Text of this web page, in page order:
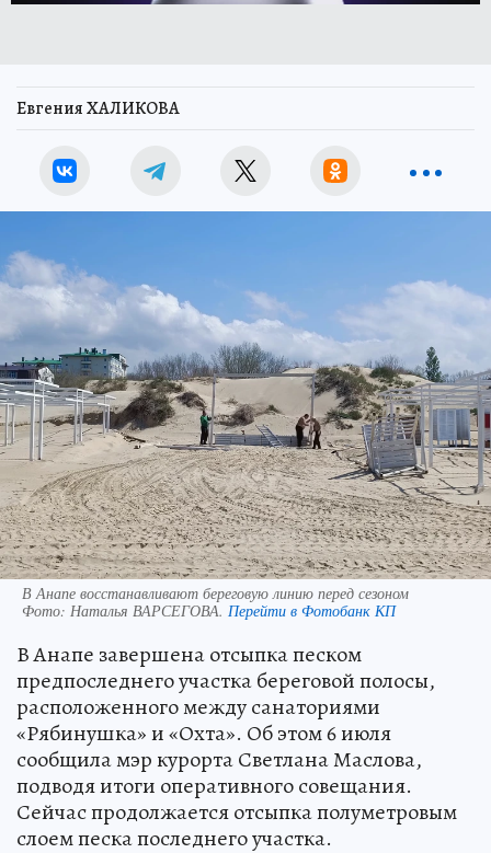
Евгения ХАЛИКОВА
В Анапе восстанавливают береговую линию перед сезоном
Фото: Наталья ВАРСЕГОВА. Перейти в Фотобанк КП
В Анапе завершена отсыпка песком
предпоследнего участка береговой полосы,
расположенного между санаториями
«Рябинушка» и «Охта». Об этом 6 июля
сообщила мэр курорта Светлана Маслова,
подводя итоги оперативного совещания.
Сейчас продолжается отсыпка полуметровым
слоем песка последнего участка.